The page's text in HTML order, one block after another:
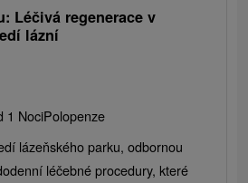
Léčivá regenerace v
lázní
1 NociPolopenze
lázeňského parku, odbornou
léčebné procedury, které